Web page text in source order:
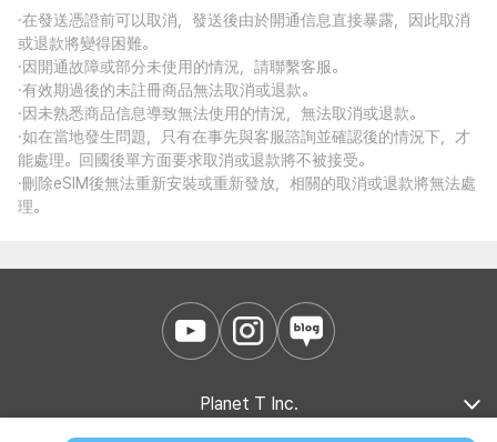
·在發送憑證前可以取消，發送後由於開通信息直接暴露，因此取消
或退款將變得困難。
·因開通故障或部分未使用的情況，請聯繫客服。
·有效期過後的未註冊商品無法取消或退款。
·因未熟悉商品信息導致無法使用的情況，無法取消或退款。
·如在當地發生問題，只有在事先與客服諮詢並確認後的情況下，才
能處理。回國後單方面要求取消或退款將不被接受。
·刪除eSIM後無法重新安裝或重新發放，相關的取消或退款將無法處
理。
Planet T Inc.